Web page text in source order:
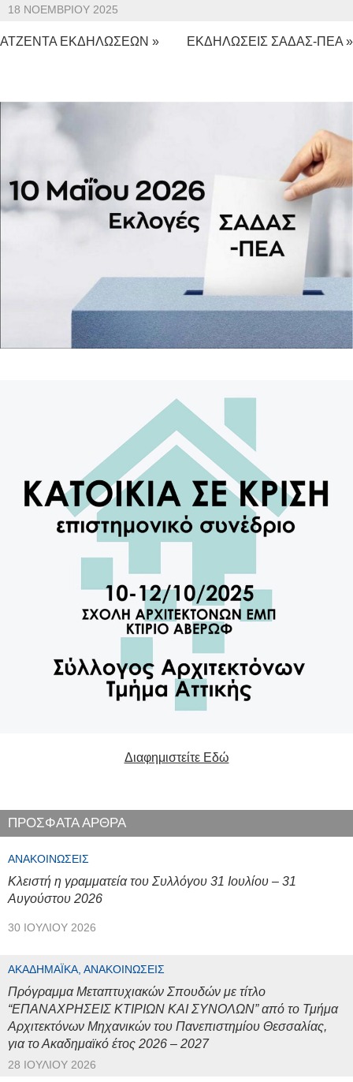
18 ΝΟΕΜΒΡΊΟΥ 2025
ΑΤΖΕΝΤΑ ΕΚΔΗΛΩΣΕΩΝ » ΕΚΔΗΛΩΣΕΙΣ ΣΑΔΑΣ-ΠΕΑ »
Διαφημιστείτε Εδώ
ΠΡΟΣΦΑΤΑ ΑΡΘΡΑ
ΑΝΑΚΟΙΝΏΣΕΙΣ
Κλειστή η γραμματεία του Συλλόγου 31 Ιουλίου – 31
Αυγούστου 2026
30 ΙΟΥΛΊΟΥ 2026
ΑΚΑΔΗΜΑΪΚΆ, ΑΝΑΚΟΙΝΏΣΕΙΣ
Πρόγραμμα Μεταπτυχιακών Σπουδών με τίτλο
“ΕΠΑΝΑΧΡΗΣΕΙΣ ΚΤΙΡΙΩΝ ΚΑΙ ΣΥΝΟΛΩΝ” από το Τμήμα
Αρχιτεκτόνων Μηχανικών του Πανεπιστημίου Θεσσαλίας,
για το Ακαδημαϊκό έτος 2026 – 2027
28 ΙΟΥΛΊΟΥ 2026